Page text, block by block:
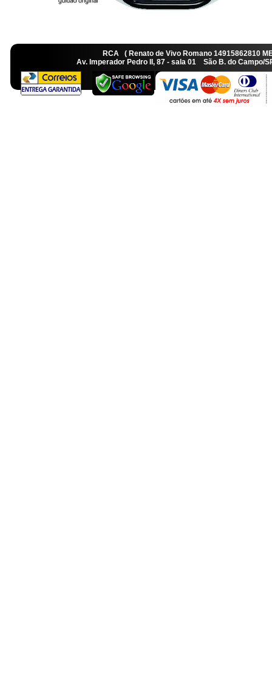
RCA ( Renato de Vivo Romano
Av. Imperador Pedro II, 87 - sala 01 São B. do